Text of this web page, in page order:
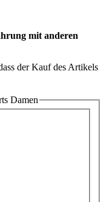
mit anderen
der Kauf des Artikels
Damen